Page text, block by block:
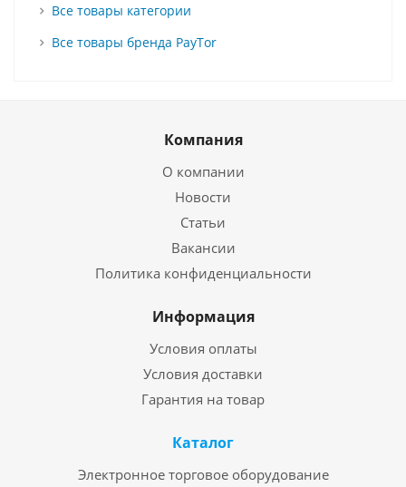
Все товары категории
Все товары бренда PayTor
Компания
О компании
Новости
Статьи
Вакансии
Политика конфиденциальности
Информация
Условия оплаты
Условия доставки
Гарантия на товар
Каталог
Электронное торговое оборудование